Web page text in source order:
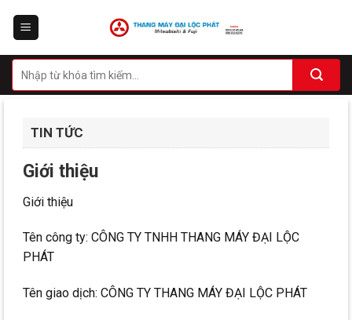
TIN TỨC
Giới thiệu
Giới thiệu
Tên công ty: CÔNG TY TNHH THANG MÁY ĐẠI LỘC
PHÁT
Tên giao dịch: CÔNG TY THANG MÁY ĐẠI LỘC PHÁT